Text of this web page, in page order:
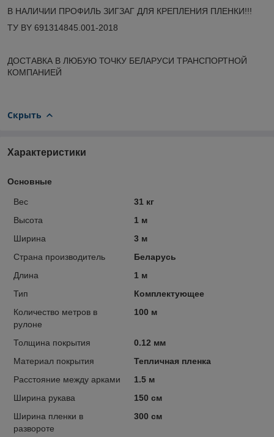
В НАЛИЧИИ ПРОФИЛЬ ЗИГЗАГ ДЛЯ КРЕПЛЕНИЯ ПЛЕНКИ!!!
ТУ BY 691314845.001-2018
ДОСТАВКА В ЛЮБУЮ ТОЧКУ БЕЛАРУСИ ТРАНСПОРТНОЙ
КОМПАНИЕЙ
Скрыть
Характеристики
Основные
Вес
31 кг
Высота
1 м
Ширина
3 м
Страна производитель
Беларусь
Длина
1 м
Тип
Комплектующее
Количество метров в
рулоне
100 м
Толщина покрытия
0.12 мм
Материал покрытия
Тепличная пленка
Расстояние между арками
1.5 м
Ширина рукава
150 см
Ширина пленки в
развороте
300 см